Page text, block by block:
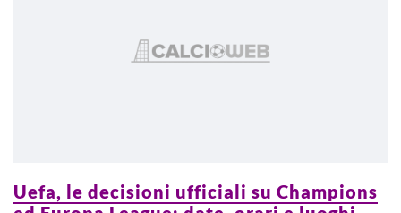
Uefa, le decisioni ufficiali su Champions